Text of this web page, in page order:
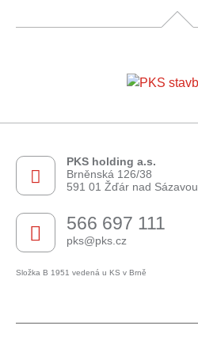
PKS holding a.s.
Brněnská 126/38
591 01 Žďár nad Sázavou
566 697 111
pks@pks.cz
Složka B 1951 vedená u KS v Brně